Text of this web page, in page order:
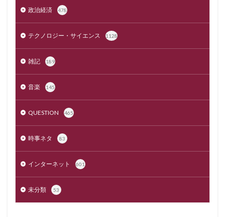
政治経済 478
テクノロジー・サイエンス 1128
雑記 189
音楽 145
QUESTION 465
時事ネタ 83
インターネット 601
未分類 53